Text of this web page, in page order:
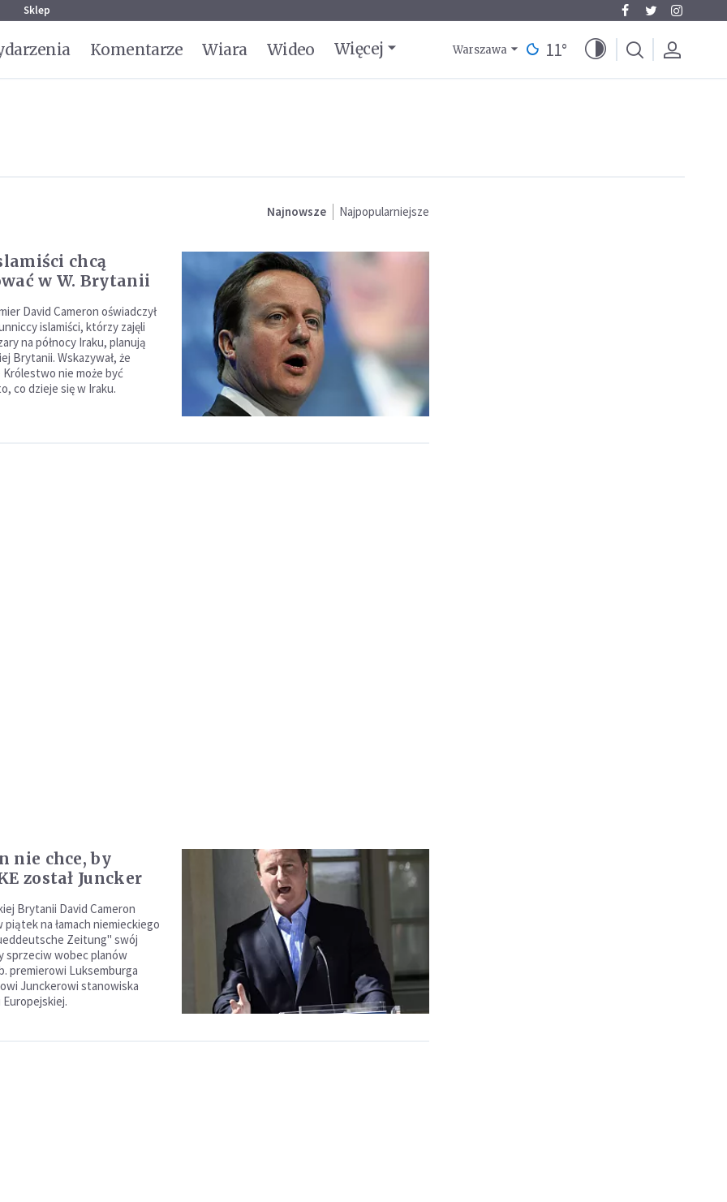
Sklep
Komentarze Wiara Wideo Więcej Warszawa 11°
Najnowsze Najpopularniejsze
chcą
w W. Brytanii
David Cameron oświadczył
islamiści, którzy zajęli
na północy Iraku, planują
Brytanii. Wskazywał, że
nie może być
co dzieje się w Iraku.
nie chce, by
został Juncker
Brytanii David Cameron
piątek na łamach niemieckiego
Zeitung" swój
sprzeciw wobec planów
premierowi Luksemburga
Junckerowi stanowiska